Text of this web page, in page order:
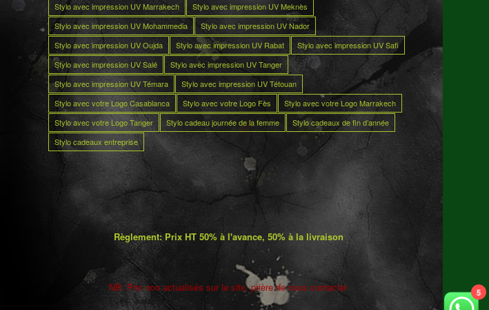
Stylo avec impression UV Marrakech
Stylo avec impression UV Meknès
Stylo avec impression UV Mohammedia
Stylo avec impression UV Nador
Stylo avec impression UV Oujda
Stylo avec impression UV Rabat
Stylo avec impression UV Safi
Stylo avec impression UV Salé
Stylo avec impression UV Tanger
Stylo avec impression UV Témara
Stylo avec impression UV Tétouan
Stylo avec votre Logo Casablanca
Stylo avec votre Logo Fès
Stylo avec votre Logo Marrakech
Stylo avec votre Logo Tanger
Stylo cadeau journée de la femme
Stylo cadeaux de fin d’année
Stylo cadeaux entreprise
Règlement: Prix HT 50% à l'avance, 50% à la livraison
NB: Prix non actualisés sur le site. prière de nous contacter 5